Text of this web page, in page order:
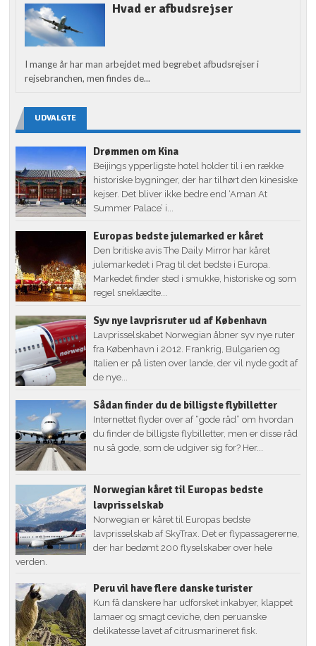
Hvad er afbudsrejser
I mange år har man arbejdet med begrebet afbudsrejser i
rejsebranchen, men findes de...
UDVALGTE
Drømmen om Kina
Beijings ypperligste hotel holder til i en række
historiske bygninger, der har tilhørt den kinesiske
kejser. Det bliver ikke bedre end ‘Aman At
Summer Palace’ i...
Europas bedste julemarked er kåret
Den britiske avis The Daily Mirror har kåret
julemarkedet i Prag til det bedste i Europa.
Markedet finder sted i smukke, historiske og som
regel sneklædte...
Syv nye lavprisruter ud af København
Lavprisselskabet Norwegian åbner syv nye ruter
fra København i 2012. Frankrig, Bulgarien og
Italien er på listen over lande, der vil nyde godt af
de nye...
Sådan finder du de billigste flybilletter
Internettet flyder over af “gode råd” om hvordan
du finder de billigste flybilletter, men er disse råd
nu så gode, som de udgiver sig for? Her...
Norwegian kåret til Europas bedste
lavprisselskab
Norwegian er kåret til Europas bedste
lavprisselskab af SkyTrax. Det er flypassagererne,
der har bedømt 200 flyselskaber over hele
verden.
Peru vil have flere danske turister
Kun få danskere har udforsket inkabyer, klappet
lamaer og smagt ceviche, den peruanske
delikatesse lavet af citrusmarineret fisk.